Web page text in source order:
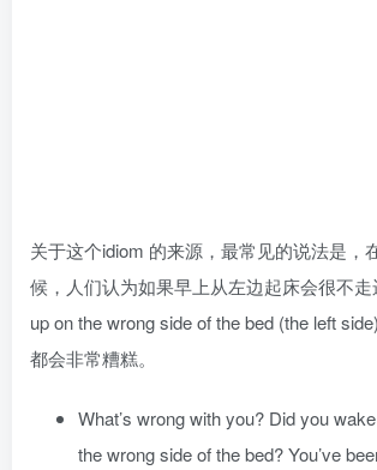
关于这个idiom 的来源，最常见的说法是，
候，人们认为如果早上从左边起床会很不
up on the wrong side of the bed (the left
都会非常糟糕。
What’s wrong with you? Did you
the wrong side of the bed? You’ve